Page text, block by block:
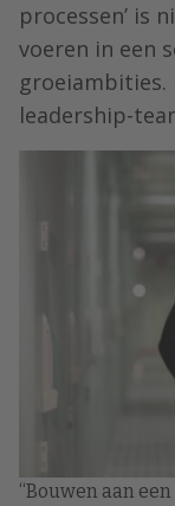
processen’ is
voeren in een
groeiambities.
leadership-
“Bouwen aan